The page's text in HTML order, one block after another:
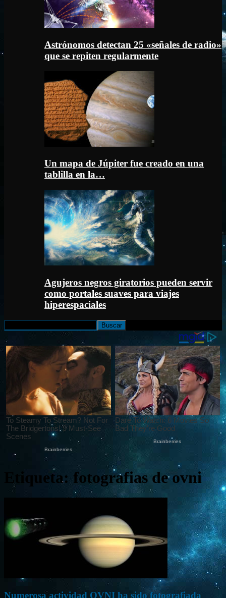
Astrónomos detectan 25 «señales de radio»
que se repiten regularmente
Un mapa de Júpiter fue creado en una
tablilla en la…
Agujeros negros giratorios pueden servir
como portales suaves para viajes
hiperespaciales
Etiqueta: fotografias de ovni
Numerosa actividad OVNI ha sido fotografiada